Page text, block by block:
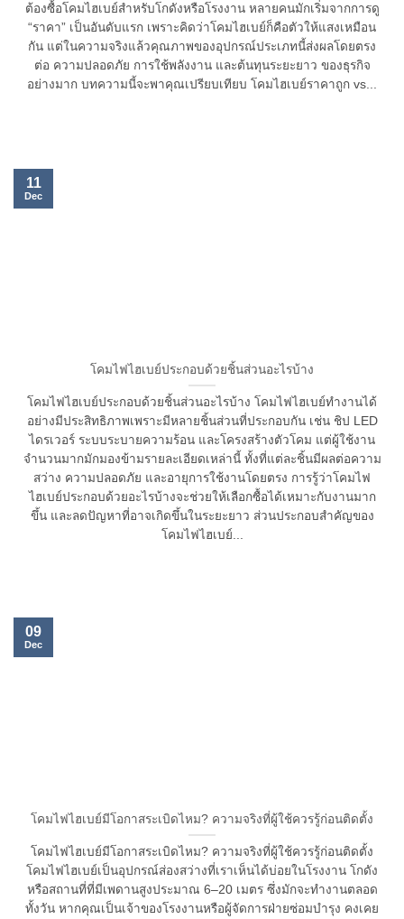
ต้องซื้อโคมไฮเบย์สำหรับโกดังหรือโรงงาน หลายคนมักเริ่มจากการดู
“ราคา” เป็นอันดับแรก เพราะคิดว่าโคมไฮเบย์ก็คือตัวให้แสงเหมือน
กัน แต่ในความจริงแล้วคุณภาพของอุปกรณ์ประเภทนี้ส่งผลโดยตรง
ต่อ ความปลอดภัย การใช้พลังงาน และต้นทุนระยะยาว ของธุรกิจ
อย่างมาก บทความนี้จะพาคุณเปรียบเทียบ โคมไฮเบย์ราคาถูก vs...
โคมไฟไฮเบย์ประกอบด้วยชิ้นส่วนอะไรบ้าง
โคมไฟไฮเบย์ประกอบด้วยชิ้นส่วนอะไรบ้าง โคมไฟไฮเบย์ทำงานได้
อย่างมีประสิทธิภาพเพราะมีหลายชิ้นส่วนที่ประกอบกัน เช่น ชิป LED
ไดรเวอร์ ระบบระบายความร้อน และโครงสร้างตัวโคม แต่ผู้ใช้งาน
จำนวนมากมักมองข้ามรายละเอียดเหล่านี้ ทั้งที่แต่ละชิ้นมีผลต่อความ
สว่าง ความปลอดภัย และอายุการใช้งานโดยตรง การรู้ว่าโคมไฟ
ไฮเบย์ประกอบด้วยอะไรบ้างจะช่วยให้เลือกซื้อได้เหมาะกับงานมาก
ขึ้น และลดปัญหาที่อาจเกิดขึ้นในระยะยาว ส่วนประกอบสำคัญของ
โคมไฟไฮเบย์...
11
Dec
โคมไฟไฮเบย์มีโอกาสระเบิดไหม? ความจริงที่ผู้ใช้ควรรู้ก่อนติดตั้ง
โคมไฟไฮเบย์มีโอกาสระเบิดไหม? ความจริงที่ผู้ใช้ควรรู้ก่อนติดตั้ง
โคมไฟไฮเบย์เป็นอุปกรณ์ส่องสว่างที่เราเห็นได้บ่อยในโรงงาน โกดัง
หรือสถานที่ที่มีเพดานสูงประมาณ 6–20 เมตร ซึ่งมักจะทำงานตลอด
ทั้งวัน หากคุณเป็นเจ้าของโรงงานหรือผู้จัดการฝ่ายซ่อมบำรุง คงเคย
09
Dec